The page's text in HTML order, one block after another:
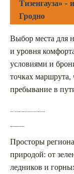
Тизенгауза» -
Гродно
Выбор места для
и уровня
условиями и
точках маршрута,
пребывание в
Почему стоит выбрать Саяны для следующего путешествия по России
Уникальная природа и ландшафты
Просторы
природой: от
ледников и